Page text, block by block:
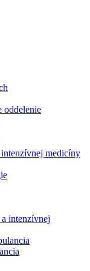
oddelenie
medicíny
intenzívnej